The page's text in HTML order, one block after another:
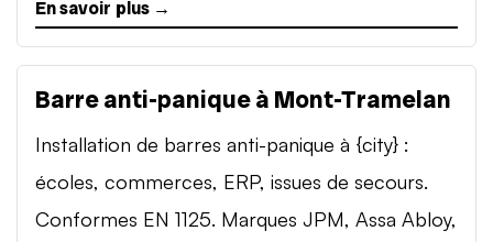
En savoir plus →
Barre anti-panique à Mont-Tramelan
Installation de barres anti-panique à {city} :
écoles, commerces, ERP, issues de secours.
Conformes EN 1125. Marques JPM, Assa Abloy,